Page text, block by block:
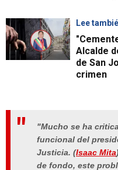
Lee
Alcalde
de San
crimen
"Mucho se ha
funcional del
Justicia. (Isaac Mita
de fondo, este